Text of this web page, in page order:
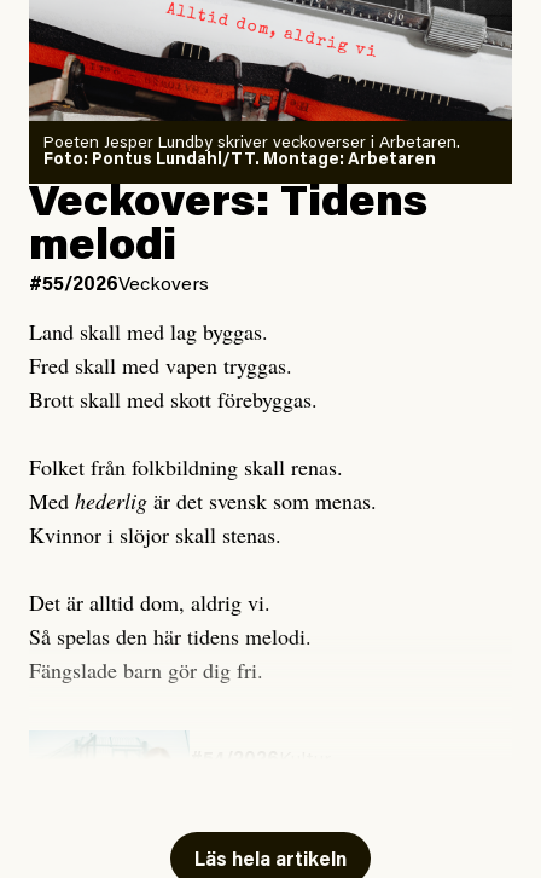
Sensationalism när ETC
granskar vänstern
Publicerad6 August, 2026
Uppdaterad7 August, 2026
minska
Joel Kellgren
Publicerad3 August, 2026
Uppdaterad3 August, 2026
Poeten Jesper Lundby skriver veckoverser i Arbetaren.
Foto: Pontus Lundahl/TT. Montage: Arbetaren
Veckovers: Tidens
melodi
#55/2026Veckovers
Land skall med lag byggas.
Fred skall med vapen tryggas.
Brott skall med skott förebyggas.
Folket från folkbildning skall renas.
Med hederlig är det svensk som menas.
Kvinnor i slöjor skall stenas.
Det är alltid dom, aldrig vi.
Så spelas den här tidens melodi.
Fängslade barn gör dig fri.
Läs hela artikeln